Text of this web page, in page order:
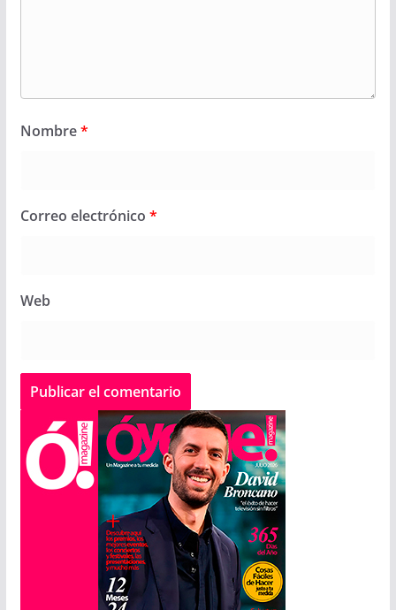
Nombre*
Correo electrónico *
Web